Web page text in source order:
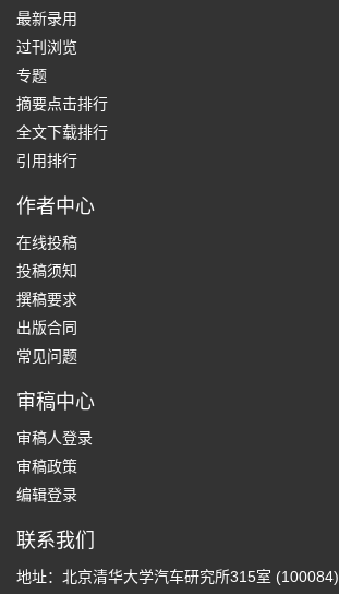
最新录用
过刊浏览
专题
摘要点击排行
全文下载排行
引用排行
作者中心
在线投稿
投稿须知
撰稿要求
出版合同
常见问题
审稿中心
审稿人登录
审稿政策
编辑登录
联系我们
地址：北京清华大学汽车研究所315室 (100084)